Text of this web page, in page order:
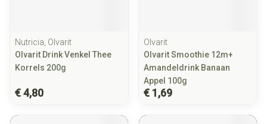
Nutricia, Olvarit
Olvarit Drink Venkel Thee
Korrels 200g
€ 4,80
Olvarit
Olvarit Smoothie 12m+
Amandeldrink Banaan
Appel 100g
€ 1,69